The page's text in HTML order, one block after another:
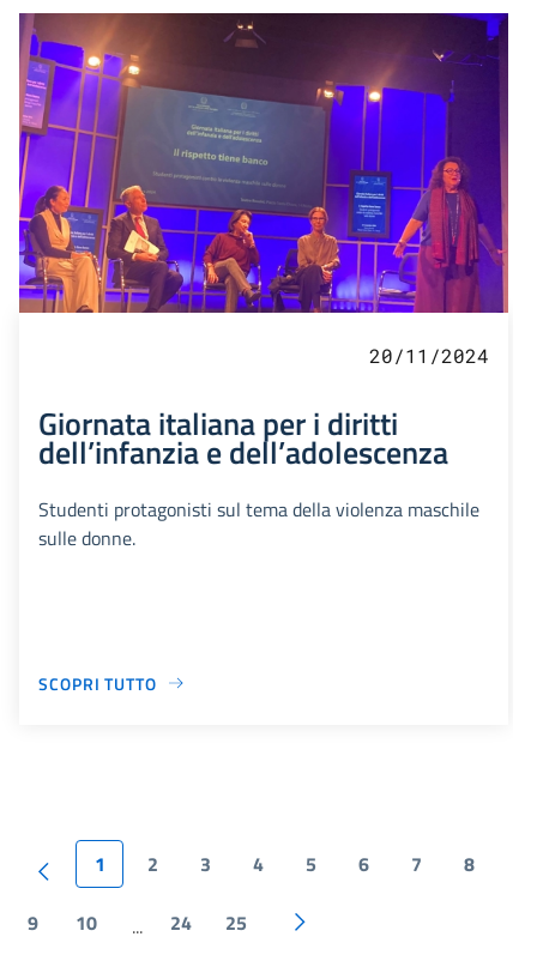
20/11/2024
Giornata italiana per i diritti
dell’infanzia e dell’adolescenza
Studenti protagonisti sul tema della violenza maschile
sulle donne.
SCOPRI TUTTO
1 2 3 4 5 6 7 8
9 10 ... 24 25